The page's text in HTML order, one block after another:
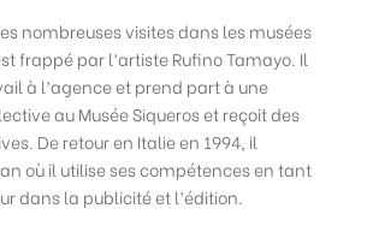
nombreuses visites dans les musées
frappé par l’artiste Rufino Tamayo. Il
à l’agence et prend part à une
au Musée Siqueros et reçoit des
De retour en Italie en 1994, il
où il utilise ses compétences en tant
dans la publicité et l’édition.